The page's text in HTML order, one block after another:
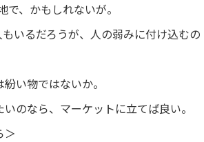
、かもしれないが。
いるだろうが、人の弱みに付け込むの
い物ではないか。
のなら、マーケットに立てば良い。
＞